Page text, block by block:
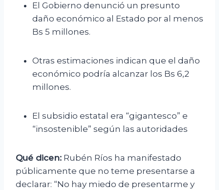
El Gobierno denunció un presunto
daño económico al Estado por al menos
Bs 5 millones.
Otras estimaciones indican que el daño
económico podría alcanzar los Bs 6,2
millones.
El subsidio estatal era “gigantesco” e
“insostenible” según las autoridades
Qué dicen: Rubén Ríos ha manifestado
públicamente que no teme presentarse a
declarar: “No hay miedo de presentarme y